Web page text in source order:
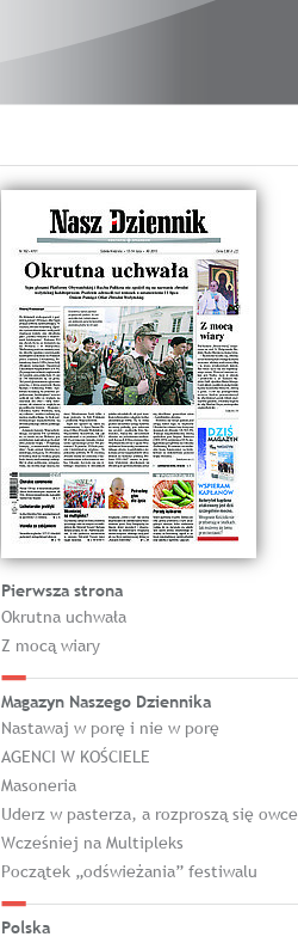
Pierwsza strona
Okrutna uchwała
Z mocą wiary
Magazyn Naszego Dziennika
Nastawaj w porę i nie w porę
AGENCI W KOŚCIELE
Masoneria
Uderz w pasterza, a rozproszą się owce
Wcześniej na Multipleks
Początek „odświeżania” festiwalu
Polska